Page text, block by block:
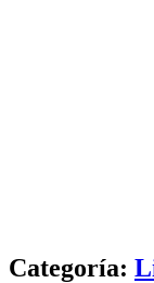
Categoría: